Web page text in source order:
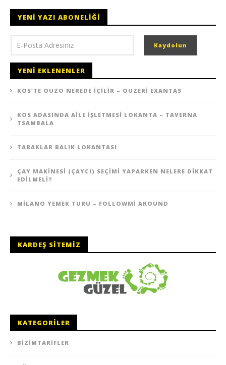
YENI YAZI ABONELIĞI
YENI EKLENENLER
KOS’TE OUZO NEREDE İÇILIR – OUZERI EXANTAS
KOS ADASINDA AILE İŞLETMESI LOKANTA – TAVERNA
TSAMBALA
TABAKLAR BALIK LOKANTASI
ÇAY MAKINESI (ÇAYCI) SEÇIMI YAPARKEN NELERE DIKKAT
EDILMELI?
MILANO YEMEK TURU – FOLLOWMI AROUND
KARDEŞ SITEMIZ
KATEGORILER
BIZIMTARIFLER